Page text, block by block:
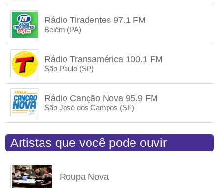
Rádio Tiradentes 97.1 FM
Belém (PA)
Rádio Transamérica 100.1 FM
São Paulo (SP)
Rádio Canção Nova 95.9 FM
São José dos Campos (SP)
Artistas que você pode ouvir
Roupa Nova